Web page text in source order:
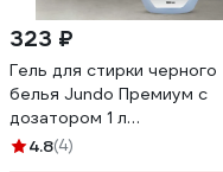
323 ₽
Гель для стирки черного
белья Jundo Премиум с
дозатором 1 л
4903720020081
4.8(4)